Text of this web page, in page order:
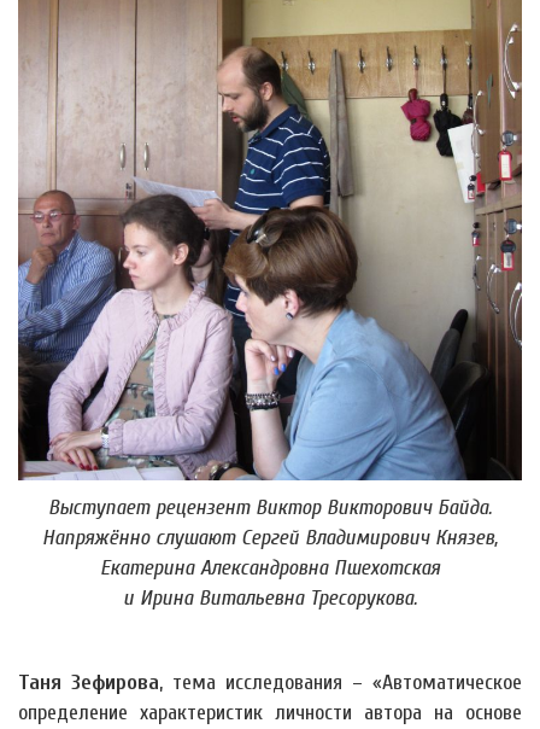
Выступает рецензент Виктор Викторович Байда.
Напряжённо слушают Сергей Владимирович Князев,
Екатерина Александровна Пшехотская
и Ирина Витальевна Тресорукова.
Таня Зефирова, тема исследования – «Автоматическое
определение характеристик личности автора на основе